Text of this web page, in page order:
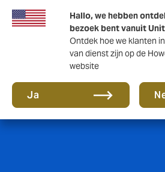
Hallo, we hebben
bezoek bent vanuit
Ontdek hoe we klanten
van dienst zijn op de
website
Ja